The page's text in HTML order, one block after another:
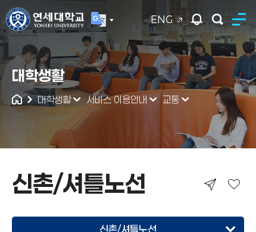
ENG
연세대학교
통합검색
대학생활
대학생활 서비스 이용안내 교통
신촌/셔틀노선
신촌/셔틀노선